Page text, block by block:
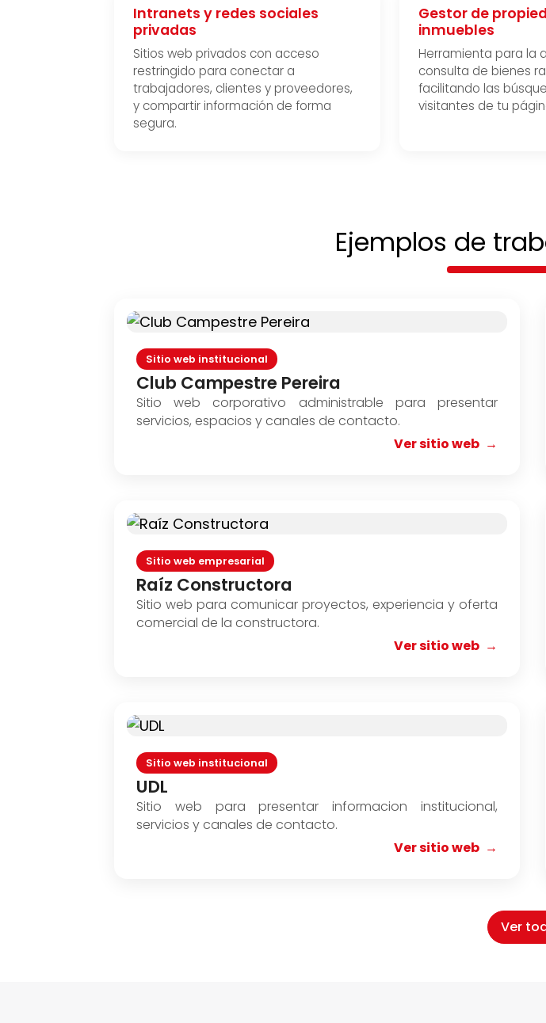
Intranets y redes sociales
privadas
Sitios web privados con acceso
restringido para conectar a
trabajadores, clientes y proveedores,
y compartir información de forma
segura.
Gestor de
inmuebles
Herramienta para la
consulta de bienes
facilitando las
visitantes de tu
Ejemplos de
Sitio web institucional
Club Campestre Pereira
Sitio web corporativo administrable para presentar
servicios, espacios y canales de contacto.
Ver sitio web
Sitio web empresarial
Raíz Constructora
Sitio web para comunicar proyectos, experiencia y oferta
comercial de la constructora.
Ver sitio web
Sitio web institucional
UDL
Sitio web para presentar informacion institucional,
servicios y canales de contacto.
Ver sitio web
Ver